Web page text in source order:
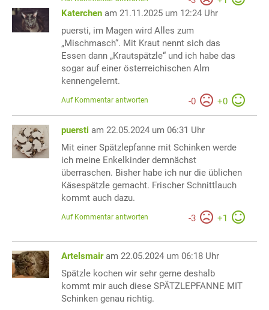
Katerchen am 21.11.2025 um 12:24 Uhr
puersti, im Magen wird Alles zum
„Mischmasch“. Mit Kraut nennt sich das
Essen dann „Krautspätzle“ und ich habe das
sogar auf einer österreichischen Alm
kennengelernt.
-0 +0
Auf Kommentar antworten
puersti am 22.05.2024 um 06:31 Uhr
Mit einer Spätzlepfanne mit Schinken werde
ich meine Enkelkinder demnächst
überraschen. Bisher habe ich nur die üblichen
Käsespätzle gemacht. Frischer Schnittlauch
kommt auch dazu.
-3 +1
Auf Kommentar antworten
Artelsmair am 22.05.2024 um 06:18 Uhr
Spätzle kochen wir sehr gerne deshalb
kommt mir auch diese SPÄTZLEPFANNE MIT
Schinken genau richtig.